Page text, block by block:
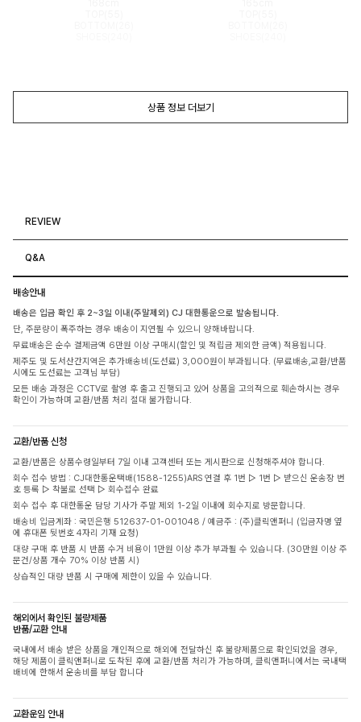
상품 정보 더보기
REVIEW
Q&A
배송안내
배송은 입금 확인 후 2~3일 이내(주말제외) CJ 대한통운으로 발송됩니다.
단, 주문량이 폭주하는 경우 배송이 지연될 수 있으니 양해바랍니다.
무료배송은 순수 결제금액 6만원 이상 구매시(할인 및 적립금 제외한 금액) 적용됩니다.
제주도 및 도서산간지역은 추가배송비(도선료) 3,000원이 부과됩니다. (무료배송,교환/반품
시에도 도선료는 고객님 부담)
모든 배송 과정은 CCTV로 촬영 후 출고 진행되고 있어 상품을 고의적으로 훼손하시는 경우
확인이 가능하며 교환/반품 처리 절대 불가합니다.
교환/반품 신청
교환/반품은 상품수령일부터 7일 이내 고객센터 또는 게시판으로 신청해주셔야 합니다.
회수 접수 방법 : CJ대한통운택배(1588-1255)ARS 연결 후 1번 ▷ 1번 ▷ 받으신 운송장 번
호 등록 ▷ 착불로 선택 ▷ 회수접수 완료
회수 접수 후 대한통운 담당 기사가 주말 제외 1-2일 이내에 회수지로 방문합니다.
배송비 입금계좌 : 국민은행 512637-01-001048 / 예금주 : (주)클릭앤퍼니 (입금자명 옆
에 휴대폰 뒷번호 4자리 기재 요청)
대량 구매 후 반품 시 반품 수거 비용이 1만원 이상 추가 부과될 수 있습니다. (30만원 이상 주
문건/상품 개수 70% 이상 반품 시)
상습적인 대량 반품 시 구매에 제한이 있을 수 있습니다.
해외에서 확인된 불량제품
반품/교환 안내
국내에서 배송 받은 상품을 개인적으로 해외에 전달하신 후 불량제품으로 확인되었을 경우,
해당 제품이 클릭앤퍼니로 도착된 후에 교환/반품 처리가 가능하며, 클릭앤퍼니에서는 국내택
배비에 한해서 운송비를 부담 합니다
교환운임 안내